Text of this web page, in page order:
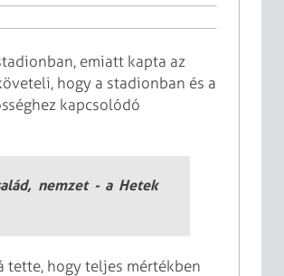
emiatt kapta az
hogy a stadionban és a
kapcsolódó
nemzet - a Hetek
tette, hogy teljes mértékben